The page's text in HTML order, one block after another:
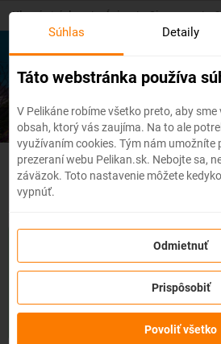
Skip
content
Hlavná stránka / Ázia / Singapur /
Lacné letenky
Singapur -
zmena z akéhokoľvek
letenky do 3 dní pred odletombez
zakúpení služby získate na zmenu
dispozíciikredit vo výške až 80% ceny
môžete zakúpiť priamo pri procese
Súhlas Detaily
Táto webstránka používa
V Pelikáne robíme všetko preto, aby
obsah, ktorý vás zaujíma. Na to ale
využívaním cookies. Tým nám umožníte
prezeraní webu Pelikan.sk. Nebojte sa,
záväzok. Toto nastavenie môžete
vypnúť.
Odmietnuť
Prispôsobiť
Povoliť všetko